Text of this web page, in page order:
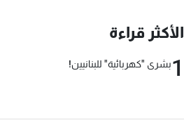
الأكثر قراءة
1بشرى "كهربائية" للبنانيين!